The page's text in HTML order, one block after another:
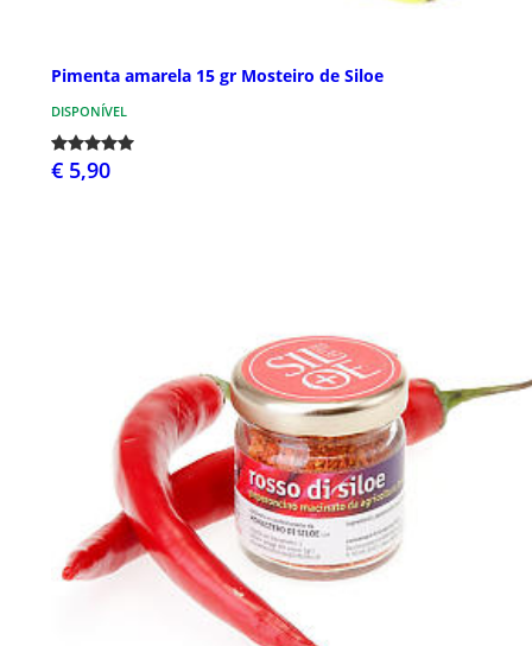
Pimenta amarela 15 gr Mosteiro de Siloe
DISPONÍVEL
€ 5,90